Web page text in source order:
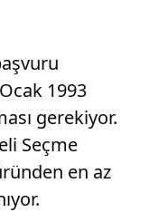
1993
gerekiyor.
Seçme
en az